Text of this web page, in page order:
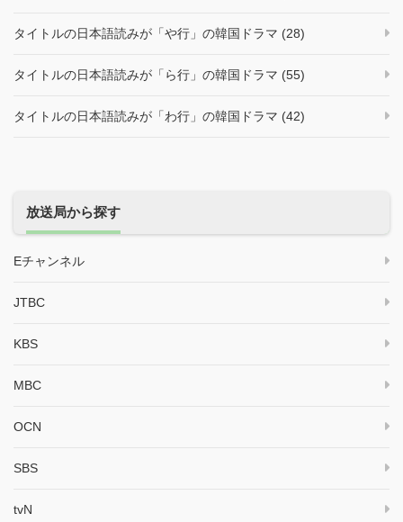
タイトルの日本語読みが「や行」の韓国ドラマ (28)
タイトルの日本語読みが「ら行」の韓国ドラマ (55)
タイトルの日本語読みが「わ行」の韓国ドラマ (42)
放送局から探す
Eチャンネル
JTBC
KBS
MBC
OCN
SBS
tvN